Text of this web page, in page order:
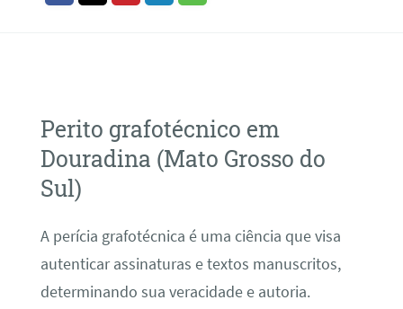
Perito grafotécnico em
Douradina (Mato Grosso do
Sul)
A perícia grafotécnica é uma ciência que visa
autenticar assinaturas e textos manuscritos,
determinando sua veracidade e autoria.